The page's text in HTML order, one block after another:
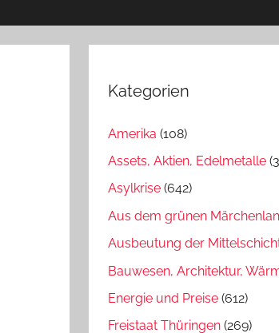
Kategorien
Amerika (108)
Assets, Aktien, Edelmetalle
Asylkrise (642)
Aus dem grünen
Ausbeutung der
Bauwesen, Architektur,
Energie und Preise (612)
Freistaat Thüringen (269)